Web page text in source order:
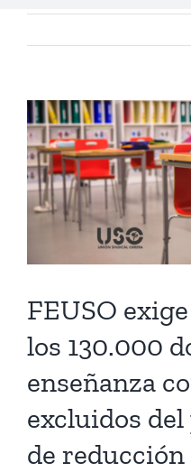
View
Larger
Image
FEUSO
los 130.000
enseñanza
excluidos
de reducción